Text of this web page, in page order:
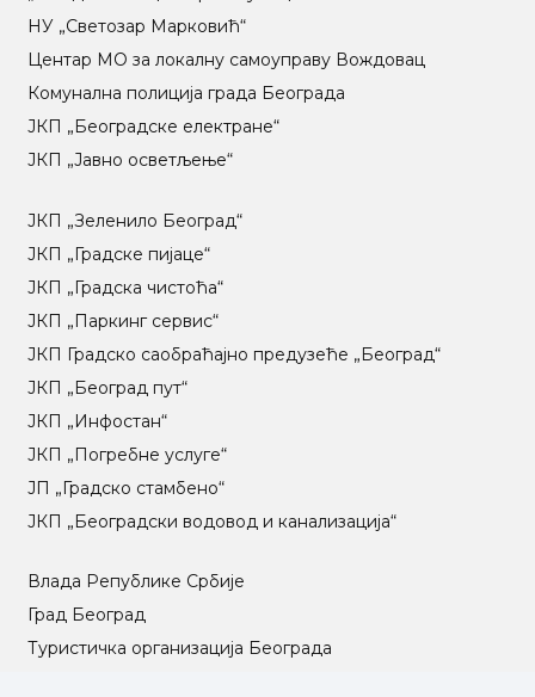
НУ „Светозар Марковић“
Центар МO за локалну самоуправу Вождовац
Комунална полиција града Београда
ЈКП „Београдске електране“
ЈКП „Јавно осветљење“
ЈКП „Зеленило Београд“
ЈКП „Градске пијаце“
ЈКП „Градска чистоћа“
ЈКП „Паркинг сервис“
ЈКП Градско саобраћајно предузеће „Београд“
ЈКП „Београд пут“
ЈКП „Инфостан“
ЈКП „Погребне услуге“
ЈП „Градско стамбено“
ЈКП „Београдски водовод и канализација“
Влада Републике Србије
Град Београд
Туристичка организација Београда